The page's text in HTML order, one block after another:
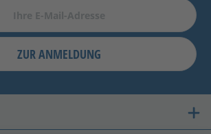
ZUR ANMELDUNG